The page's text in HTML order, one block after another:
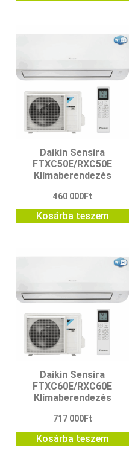
Daikin Sensira
FTXC50E/RXC50E
Klímaberendezés
460 000Ft
Kosárba teszem
Daikin Sensira
FTXC60E/RXC60E
Klímaberendezés
717 000Ft
Kosárba teszem